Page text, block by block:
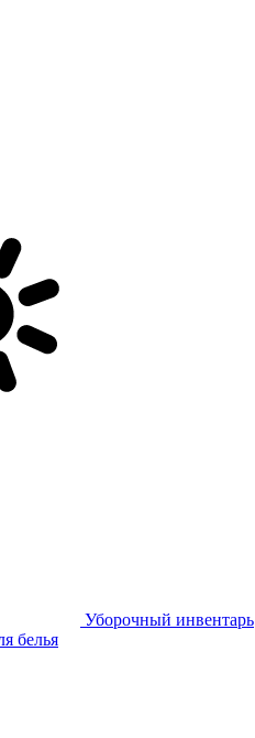
Уборочный инвентарь
белья